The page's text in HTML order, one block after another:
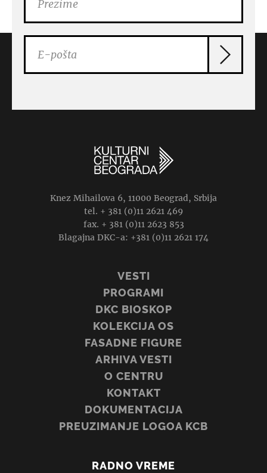
Knez Mihailova 6, 11000 Beograd, Srbija
tel. + 381 (0)11 2621 469
fax. + 381 (0)11 2623 853
Blagajna DKC-a: +381 (0)11 2621 174
VESTI
PROGRAMI
DKC BIOSKOP
KOLEKCIJA OS
FASADNE FIGURE
ARHIVA VESTI
O CENTRU
KONTAKT
DOKUMENTACIJA
PREUZIMANJE LOGOA KCB
RADNO VREME